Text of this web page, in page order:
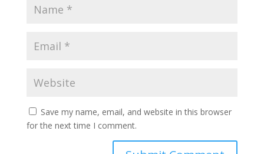
Save my name, email, and website in this browser
for the next time I comment.